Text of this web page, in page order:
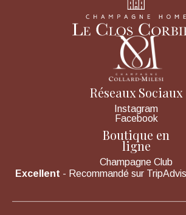
Réseaux Sociaux
Instagram
Facebook
Boutique en
ligne
Champagne Club
Excellent - Recommandé sur